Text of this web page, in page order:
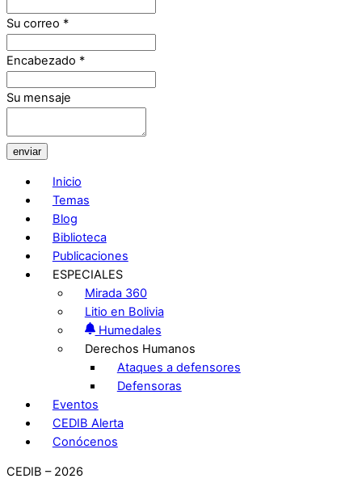
Su correo *
Encabezado *
Su mensaje
enviar
Inicio
Temas
Blog
Biblioteca
Publicaciones
ESPECIALES
Mirada 360
Litio en Bolivia
Humedales
Derechos Humanos
Ataques a defensores
Defensoras
Eventos
CEDIB Alerta
Conócenos
CEDIB – 2026